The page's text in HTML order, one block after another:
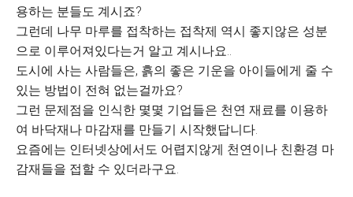
용하는 분들도 계시죠?
그런데 나무 마루를 접착하는 접착제 역시 좋지않은 성분
으로 이루어져있다는거 알고 계시나요..
도시에 사는 사람들은, 흙의 좋은 기운을 아이들에게 줄 수
있는 방법이 전혀 없는걸까요?
그런 문제점을 인식한 몇몇 기업들은 천연 재료를 이용하
여 바닥재나 마감재를 만들기 시작했답니다.
요즘에는 인터넷상에서도 어렵지않게 천연이나 친환경 마
감재들을 접할 수 있더라구요.